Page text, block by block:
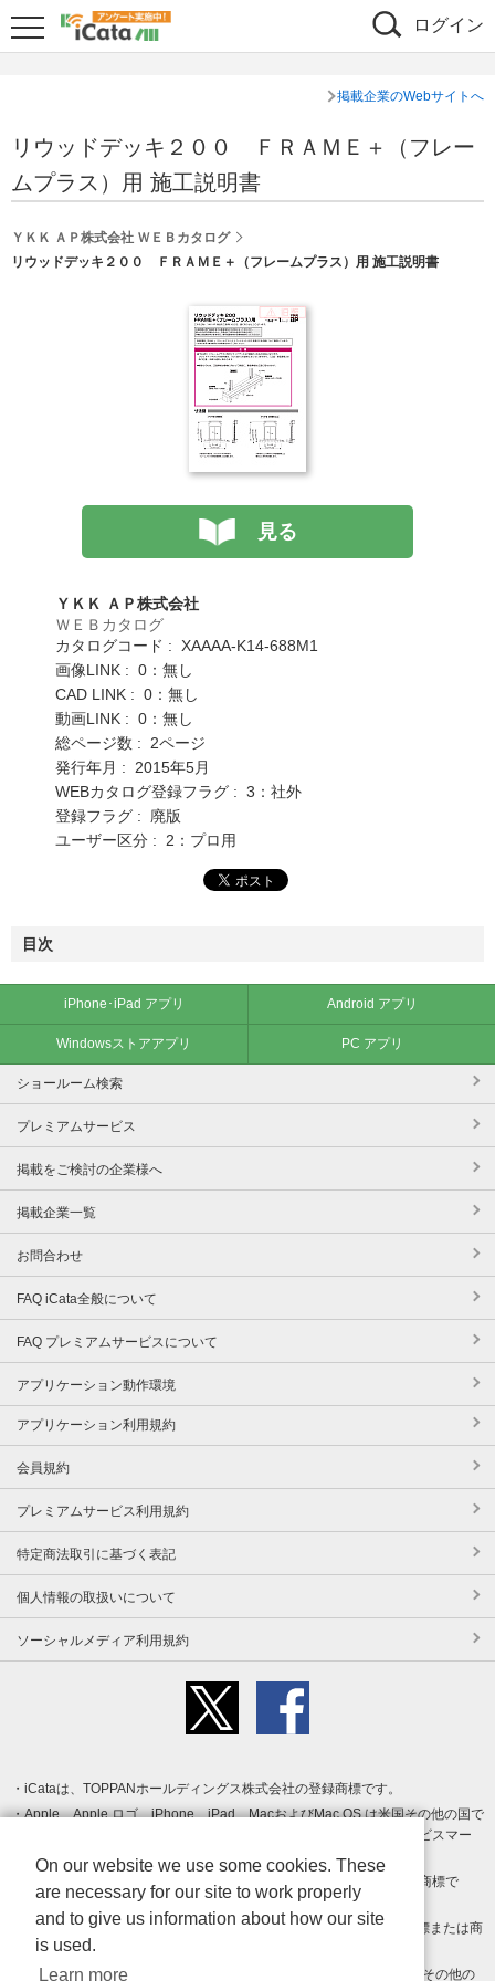
ログイン
掲載企業のWebサイトへ
リウッドデッキ２００ ＦＲＡＭＥ＋（フレー
ムプラス）用 施工説明書
ＹＫＫ ＡＰ株式会社 ＷＥＢカタログ
リウッドデッキ２００ ＦＲＡＭＥ＋（フレームプラス）用 施工説明書
見る
ＹＫＫ ＡＰ株式会社
ＷＥＢカタログ
カタログコード : XAAAA-K14-688M1
画像LINK : 0：無し
CAD LINK : 0：無し
動画LINK : 0：無し
総ページ数 : 2ページ
発行年月 : 2015年5月
WEBカタログ登録フラグ : 3：社外
登録フラグ : 廃版
ユーザー区分 : 2：プロ用
目次
iPhone･iPad アプリ Android アプリ
Windowsストアアプリ PC アプリ
ショールーム検索
プレミアムサービス
掲載をご検討の企業様へ
掲載企業一覧
お問合わせ
FAQ iCata全般について
FAQ プレミアムサービスについて
アプリケーション動作環境
アプリケーション利用規約
会員規約
プレミアムサービス利用規約
特定商法取引に基づく表記
個人情報の取扱いについて
ソーシャルメディア利用規約
iCataは、TOPPANホールディングス株式会社の登録商標です。
Apple、Apple ロゴ、iPhone、iPad、MacおよびMac OS は米国その他の国で
登録された Apple Inc. の商標です。App Store は Apple Inc. のサービスマー
クです。
Android、Google Play および Google Play ロゴ は Google LLC の商標で
す。
Windows は Microsoft Inc.の米国およびその他の国における登録商標または商
標です。
Adobe、Adobe Reader、Adobe PDF は、Adobe Inc.の米国およびその他の
On our website we use some cookies. These
are necessary for our site to work properly
and to give us information about how our site
is used.
Learn more